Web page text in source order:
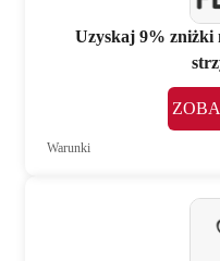
Uzyskaj 9% zniżki
Warunki